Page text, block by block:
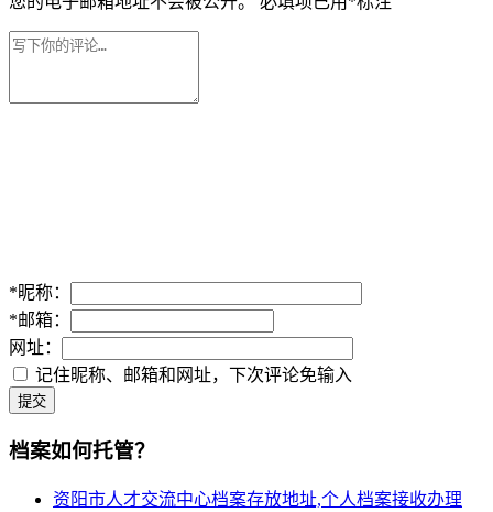
*昵称：
*邮箱：
网址：
记住昵称、邮箱和网址，下次评论免输入
提交
档案如何托管？
资阳市人才交流中心档案存放地址,个人档案接收办理